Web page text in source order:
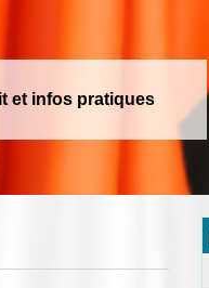
et infos pratiques